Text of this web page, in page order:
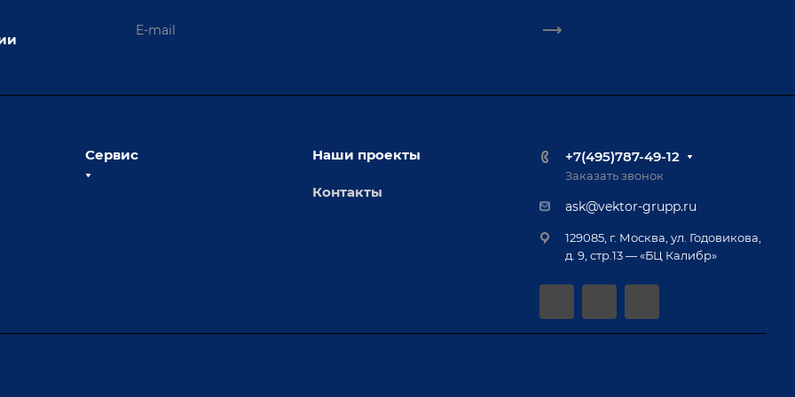
Сервис
Монтаж
Наши проекты
Контакты
+7(495)787-49-12
Заказать звонок
ask@vektor-grupp.ru
129085, г. Москва, ул. Годовикова,
д. 9, стр.13 — «БЦ Калибр»